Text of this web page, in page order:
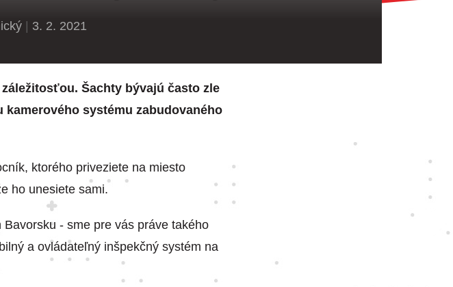
3. 2. 2021
Šachty bývajú často zle
systému zabudovaného
ktorého priveziete na miesto
ho unesiete sami.
- sme pre vás práve takého
a ovládateľný inšpekčný systém na